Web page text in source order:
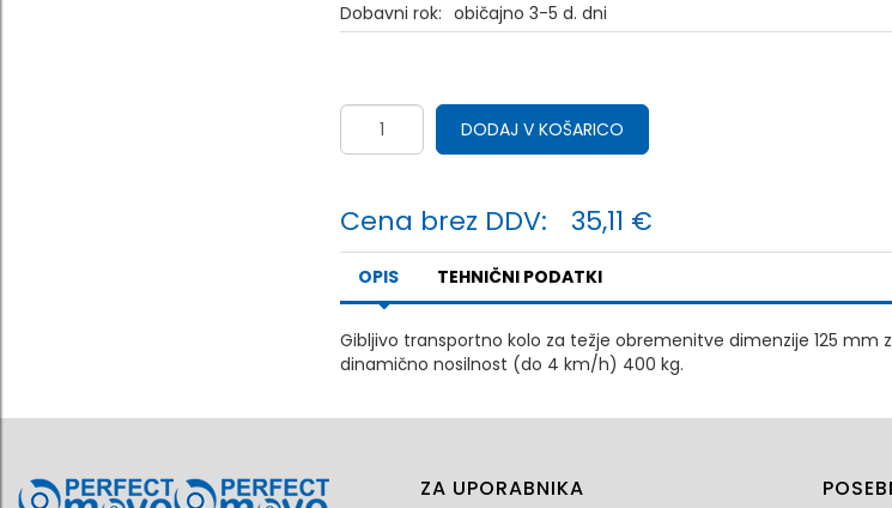
Dobavni rok: običajno 3-5 d. dni
DODAJ V KOŠARICO
Cena brez DDV: 35,11 €
OPIS TEHNIČNI PODATKI
Gibljivo transportno kolo za težje obremenitve dimenzije 125 mm
dinamično nosilnost (do 4 km/h) 400 kg.
ZA UPORABNIKA